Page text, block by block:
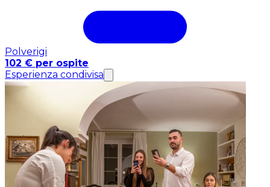
Polverigi
102 € per ospite
Esperienza condivisa